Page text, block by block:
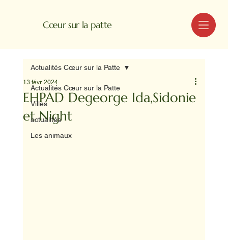
Cœur sur la patte MENU
Actualités Cœur sur la Patte
Villes
actualités
Les animaux
Actualités Cœur sur la Patte
EHPAD Degeorge Ida,Sidonie
et Night
13 févr. 2024